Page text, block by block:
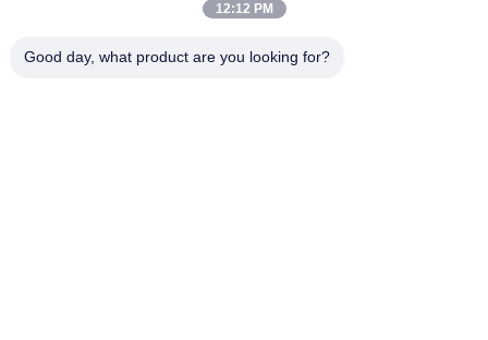
วัสดุไม่เนื้อ รอลเลอร์อุตสาหกรรม
12:12 PM
Good day, what product are you looking for?